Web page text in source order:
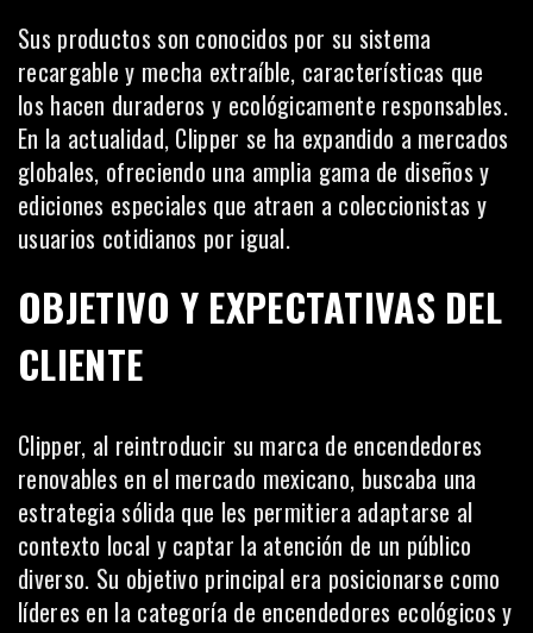
Sus productos son conocidos por su sistema
recargable y mecha extraíble, características que
los hacen duraderos y ecológicamente responsables.
En la actualidad, Clipper se ha expandido a mercados
globales, ofreciendo una amplia gama de diseños y
ediciones especiales que atraen a coleccionistas y
usuarios cotidianos por igual.
OBJETIVO Y EXPECTATIVAS DEL
CLIENTE
Clipper, al reintroducir su marca de encendedores
renovables en el mercado mexicano, buscaba una
estrategia sólida que les permitiera adaptarse al
contexto local y captar la atención de un público
diverso. Su objetivo principal era posicionarse como
líderes en la categoría de encendedores ecológicos y